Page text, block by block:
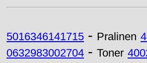
5016346141715 - Pralinen
0632983002704 - Toner